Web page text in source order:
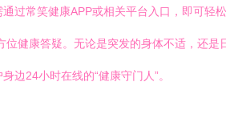
过常笑健康APP或相关平台入口，即可
健康答疑。无论是突发的身体不适，还
边24小时在线的“健康守门人”。